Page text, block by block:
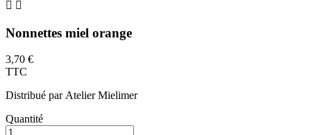
 
Nonnettes miel orange
3,70 €
TTC
Distribué par Atelier Mielimer
Quantité